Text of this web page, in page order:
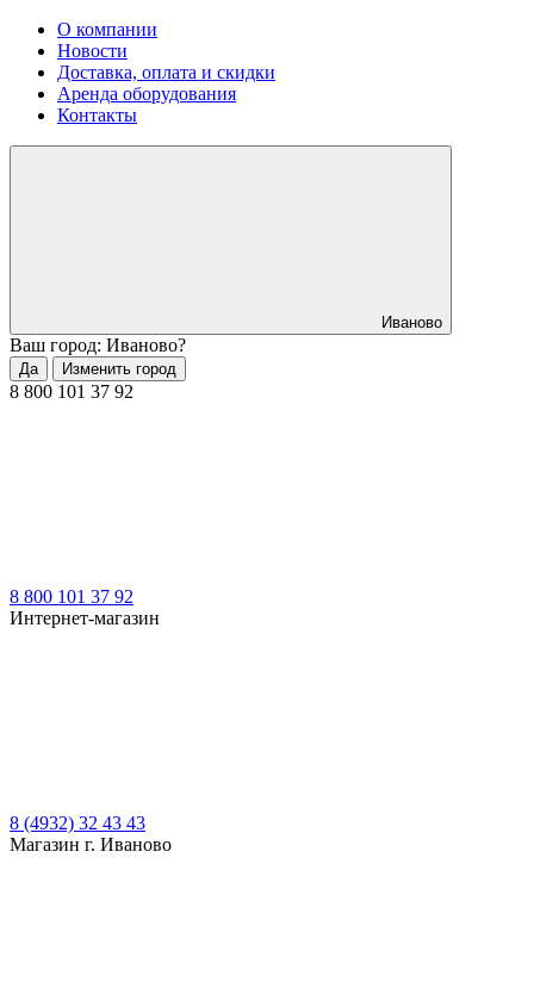
О компании
Новости
Доставка, оплата и скидки
Аренда оборудования
Контакты
Иваново
Ваш город: Иваново?
Да Изменить город
8 800 101 37 92
8 800 101 37 92
Интернет-магазин
8 (4932) 32 43 43
Магазин г. Иваново